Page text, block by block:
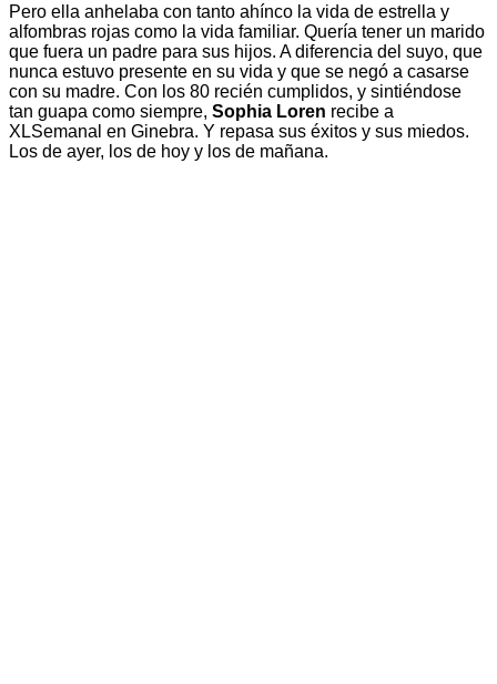
Pero ella anhelaba con tanto ahínco la vida de estrella y
alfombras rojas como la vida familiar. Quería tener un marido
que fuera un padre para sus hijos. A diferencia del suyo, que
nunca estuvo presente en su vida y que se negó a casarse
con su madre. Con los 80 recién cumplidos, y sintiéndose
tan guapa como siempre, Sophia Loren recibe a
XLSemanal en Ginebra. Y repasa sus éxitos y sus miedos.
Los de ayer, los de hoy y los de mañana.